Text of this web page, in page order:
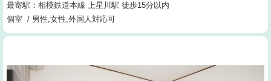
最寄駅：相模鉄道本線 上星川駅 徒歩15分以内
個室 / 男性,女性,外国人対応可